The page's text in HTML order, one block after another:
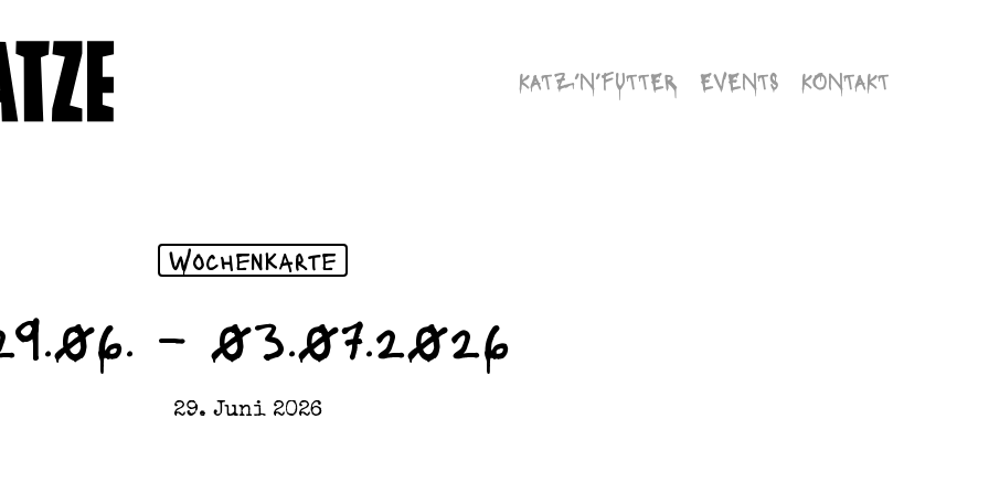
KATZ’N’FUTTER EVENTS KONTAKT
Wochenkarte
– 03.07.2026
29. Juni 2026